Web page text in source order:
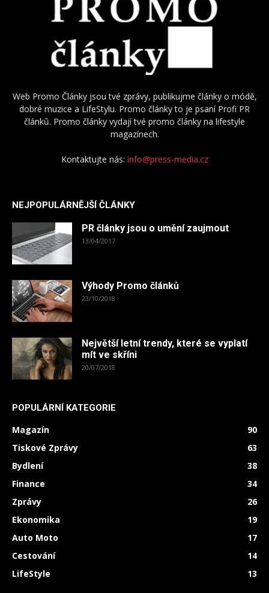
Web Promo Články jsou tvé zprávy, publikujme články o módě,
dobré muzice a LifeStylu. Promo články to je psaní Profi PR
článků. Promo články vydají tvé promo články na lifestyle
magazínech.
Kontaktujte nás: info@press-media.cz
NEJPOPULÁRNĚJŠÍ ČLÁNKY
PR články jsou o umění zaujmout
13/04/2017
Výhody Promo článků
23/10/2018
Největší letní trendy, které se vyplatí
mít ve skříni
20/07/2018
POPULÁRNÍ KATEGORIE
Magazín
90
Tiskové Zprávy
63
Bydlení
38
Finance
34
Zprávy
26
Ekonomika
19
Auto Moto
17
Cestování
14
LifeStyle
13